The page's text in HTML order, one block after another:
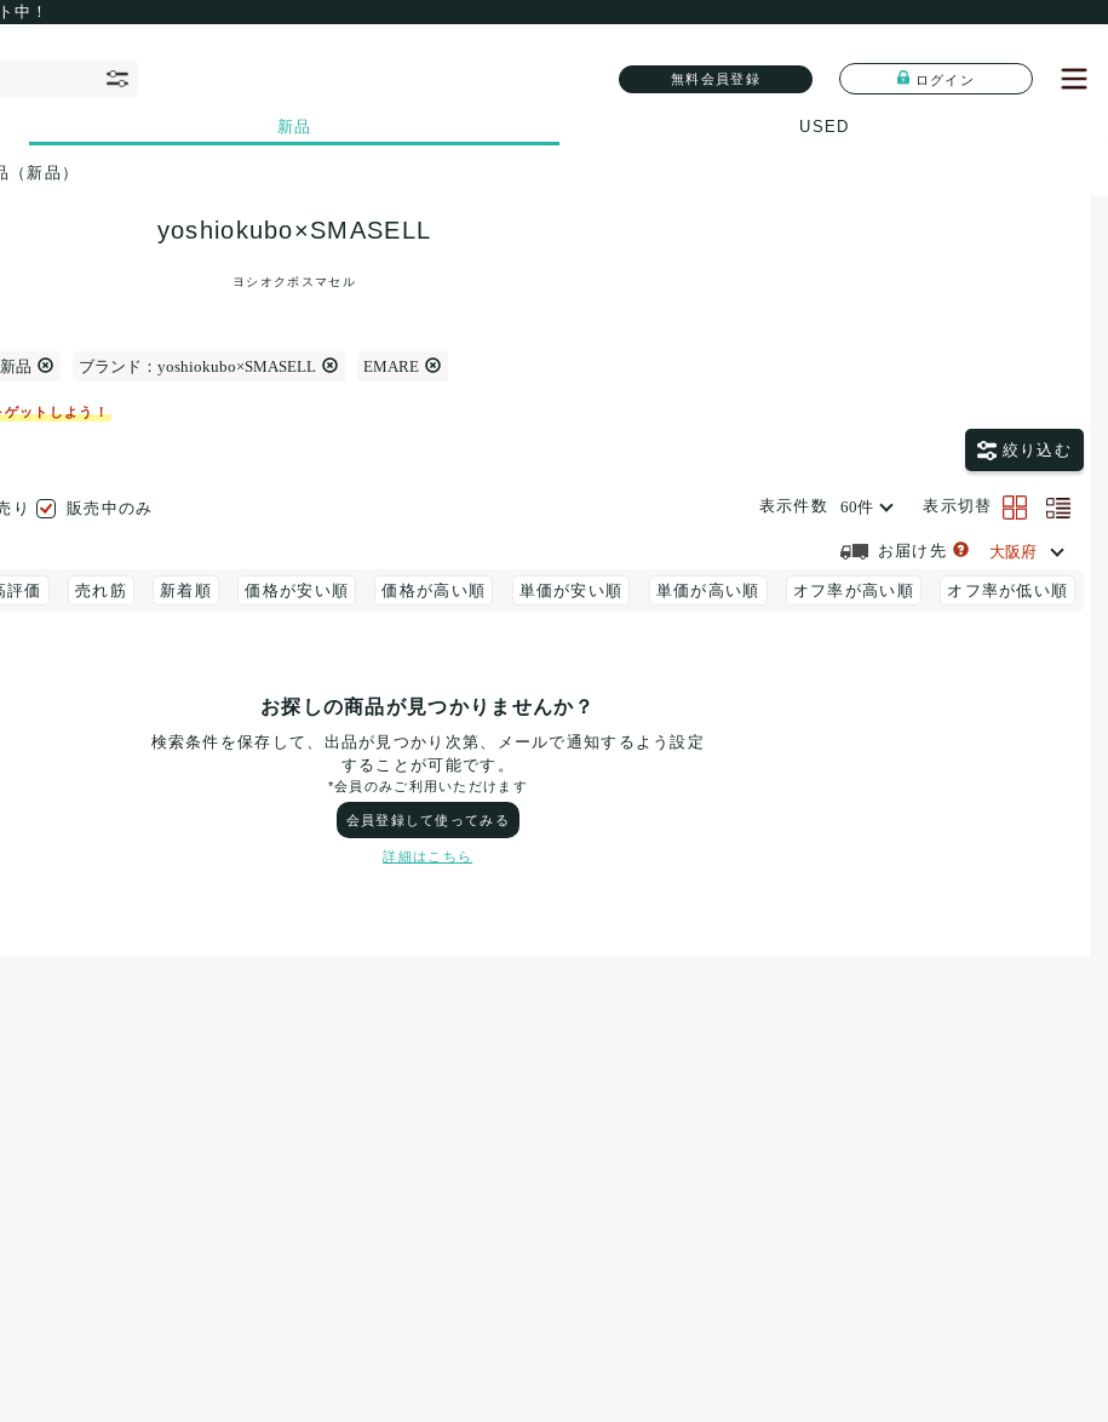
中！
無料会員登録 ログイン
新品 USED
（新品）
yoshiokubo×SMASELL
ヨシオクボスマセル
品 ブランド：yoshiokubo×SMASELL EMARE
ゲットしよう！
絞り込む
り 販売中のみ 表示件数 表示切替
お届け先
評価 売れ筋 新着順 価格が安い順 価格が高い順 単価が安い順 単価が高い順 オフ率が高い順 オフ率が低い順
お探しの商品が見つかりませんか？
検索条件を保存して、出品が見つかり次第、メールで通知するよう設定
することが可能です。
*会員のみご利用いただけます
会員登録して使ってみる
詳細はこちら